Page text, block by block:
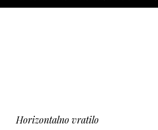
Horizontalno vratilo